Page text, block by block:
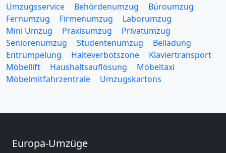
Umzugsservice Behördenumzug
Büroumzug
Fernumzug
Firmenumzug
Laborumzug
Mini Umzug
Praxisumzug
Privatumzug
Seniorenumzug
Studentenumzug
Beiladung
Entrümpelung
Halteverbotszone
Klaviertransport
Möbellift
Haushaltsauflösung
Möbeltaxi
Möbelmitfahrzentrale
Umzugskartons
Europa-Umzüge